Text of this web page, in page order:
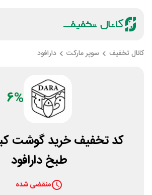
کانال تخفیف سوپر مارکت دارافود
6%
کد تخفیف خرید گوشت
طبخ دارافود
منقضی شده